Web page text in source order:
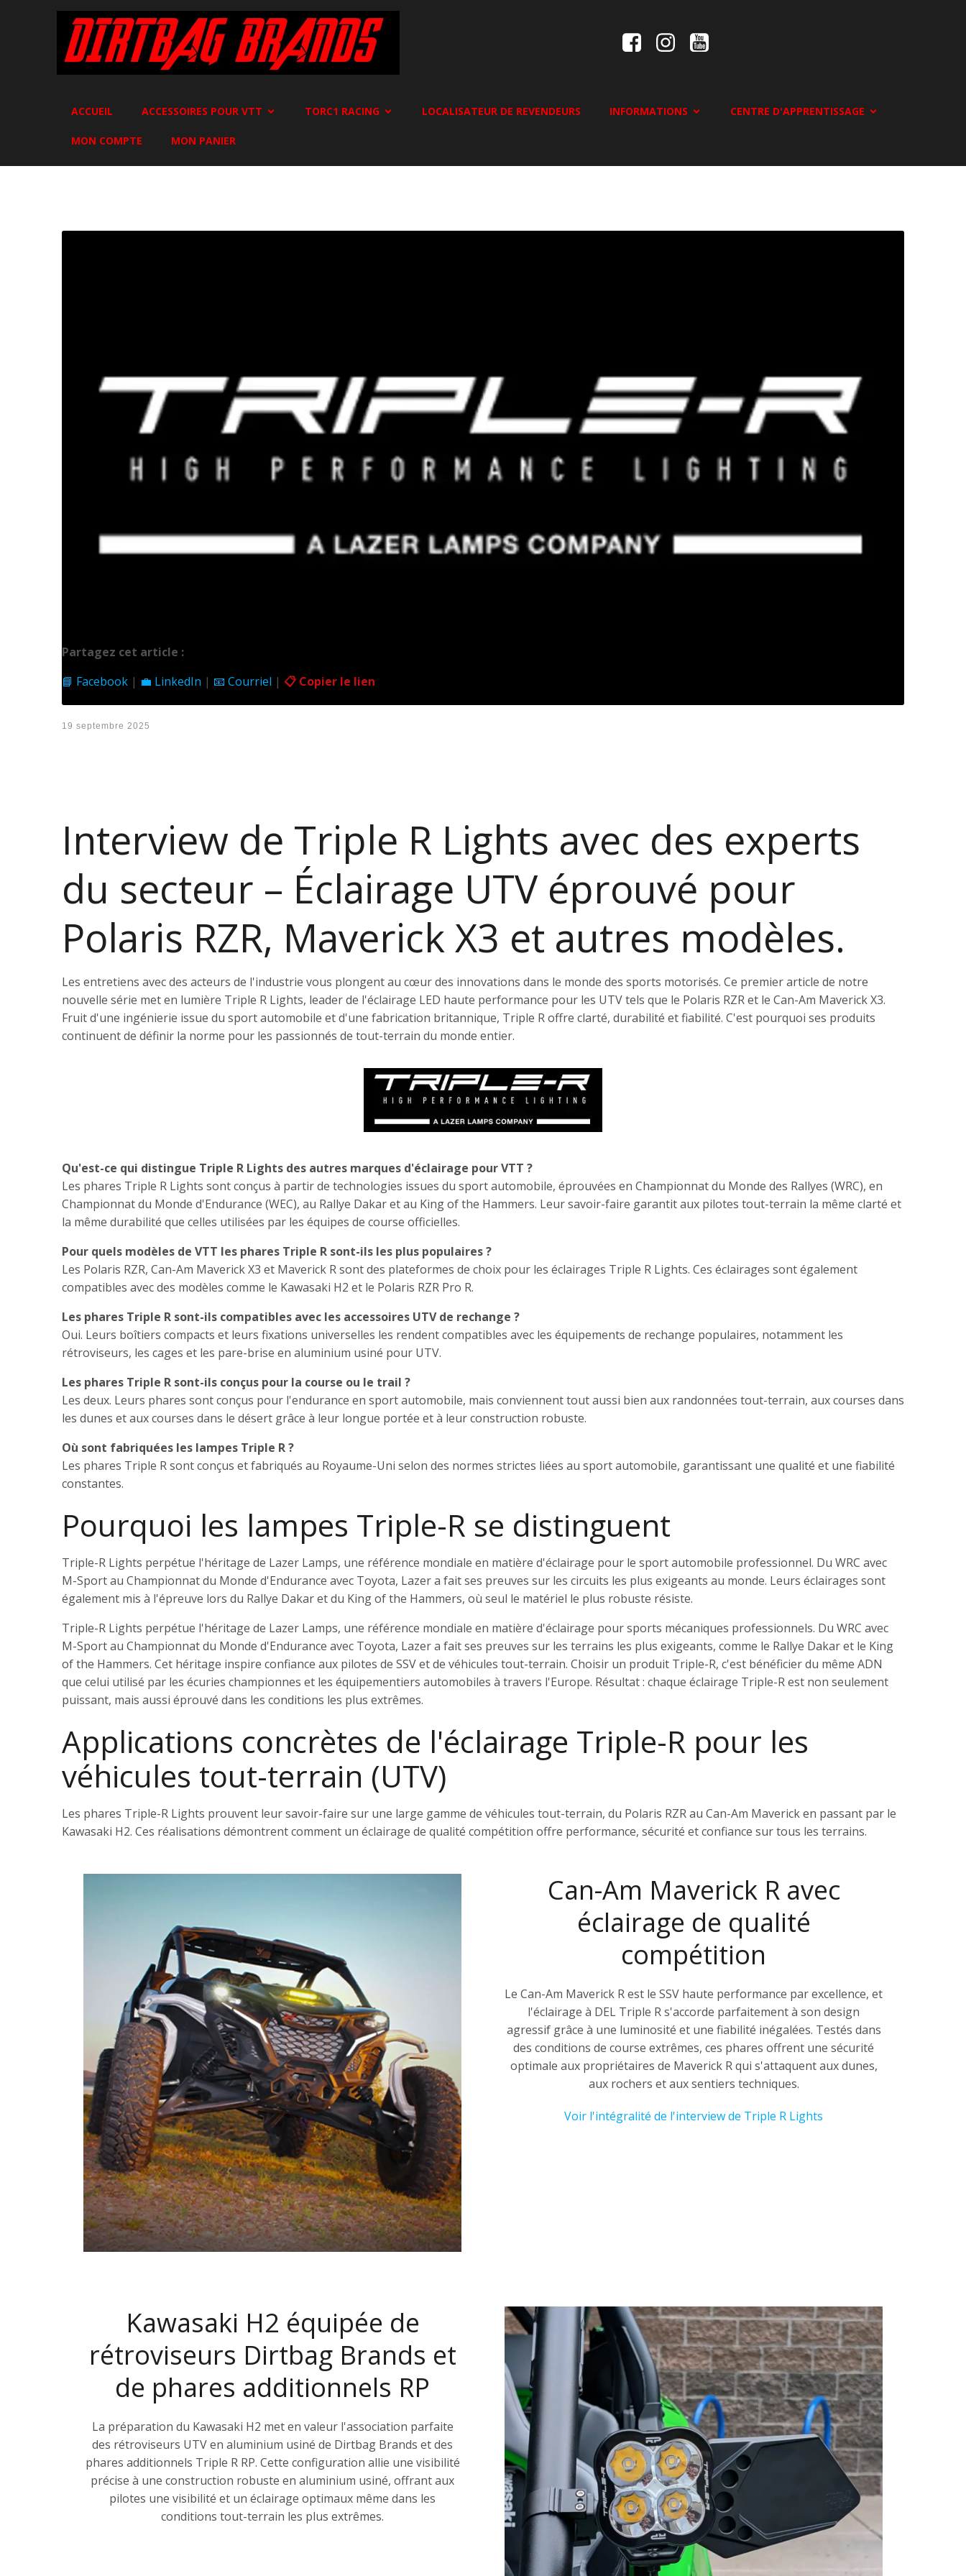
ACCUEIL ACCESSOIRES POUR VTT TORC1 RACING LOCALISATEUR DE REVENDEURS INFORMATIONS CENTRE D'APPRENTISSAGE
MON COMPTE MON PANIER
Partagez cet article :
📘 Facebook | 💼 LinkedIn | 📧 Courriel | 📋 Copier le lien
19 septembre 2025
Interview de Triple R Lights avec des experts
du secteur – Éclairage UTV éprouvé pour
Polaris RZR, Maverick X3 et autres modèles.
Les entretiens avec des acteurs de l'industrie vous plongent au cœur des innovations dans le monde des sports motorisés. Ce premier article de notre
nouvelle série met en lumière Triple R Lights, leader de l'éclairage LED haute performance pour les UTV tels que le Polaris RZR et le Can-Am Maverick X3.
Fruit d'une ingénierie issue du sport automobile et d'une fabrication britannique, Triple R offre clarté, durabilité et fiabilité. C'est pourquoi ses produits
continuent de définir la norme pour les passionnés de tout-terrain du monde entier.
Qu'est-ce qui distingue Triple R Lights des autres marques d'éclairage pour VTT ?
Les phares Triple R Lights sont conçus à partir de technologies issues du sport automobile, éprouvées en Championnat du Monde des Rallyes (WRC), en
Championnat du Monde d'Endurance (WEC), au Rallye Dakar et au King of the Hammers. Leur savoir-faire garantit aux pilotes tout-terrain la même clarté et
la même durabilité que celles utilisées par les équipes de course officielles.
Pour quels modèles de VTT les phares Triple R sont-ils les plus populaires ?
Les Polaris RZR, Can-Am Maverick X3 et Maverick R sont des plateformes de choix pour les éclairages Triple R Lights. Ces éclairages sont également
compatibles avec des modèles comme le Kawasaki H2 et le Polaris RZR Pro R.
Les phares Triple R sont-ils compatibles avec les accessoires UTV de rechange ?
Oui. Leurs boîtiers compacts et leurs fixations universelles les rendent compatibles avec les équipements de rechange populaires, notamment les
rétroviseurs, les cages et les pare-brise en aluminium usiné pour UTV.
Les phares Triple R sont-ils conçus pour la course ou le trail ?
Les deux. Leurs phares sont conçus pour l'endurance en sport automobile, mais conviennent tout aussi bien aux randonnées tout-terrain, aux courses dans
les dunes et aux courses dans le désert grâce à leur longue portée et à leur construction robuste.
Où sont fabriquées les lampes Triple R ?
Les phares Triple R sont conçus et fabriqués au Royaume-Uni selon des normes strictes liées au sport automobile, garantissant une qualité et une fiabilité
constantes.
Pourquoi les lampes Triple-R se distinguent
Triple-R Lights perpétue l'héritage de Lazer Lamps, une référence mondiale en matière d'éclairage pour le sport automobile professionnel. Du WRC avec
M-Sport au Championnat du Monde d'Endurance avec Toyota, Lazer a fait ses preuves sur les circuits les plus exigeants au monde. Leurs éclairages sont
également mis à l'épreuve lors du Rallye Dakar et du King of the Hammers, où seul le matériel le plus robuste résiste.
Triple-R Lights perpétue l'héritage de Lazer Lamps, une référence mondiale en matière d'éclairage pour sports mécaniques professionnels. Du WRC avec
M-Sport au Championnat du Monde d'Endurance avec Toyota, Lazer a fait ses preuves sur les terrains les plus exigeants, comme le Rallye Dakar et le King
of the Hammers. Cet héritage inspire confiance aux pilotes de SSV et de véhicules tout-terrain. Choisir un produit Triple-R, c'est bénéficier du même ADN
que celui utilisé par les écuries championnes et les équipementiers automobiles à travers l'Europe. Résultat : chaque éclairage Triple-R est non seulement
puissant, mais aussi éprouvé dans les conditions les plus extrêmes.
Applications concrètes de l'éclairage Triple-R pour les
véhicules tout-terrain (UTV)
Les phares Triple-R Lights prouvent leur savoir-faire sur une large gamme de véhicules tout-terrain, du Polaris RZR au Can-Am Maverick en passant par le
Kawasaki H2. Ces réalisations démontrent comment un éclairage de qualité compétition offre performance, sécurité et confiance sur tous les terrains.
Can-Am Maverick R avec
éclairage de qualité
compétition
Le Can-Am Maverick R est le SSV haute performance par excellence, et
l'éclairage à DEL Triple R s'accorde parfaitement à son design
agressif grâce à une luminosité et une fiabilité inégalées. Testés dans
des conditions de course extrêmes, ces phares offrent une sécurité
optimale aux propriétaires de Maverick R qui s'attaquent aux dunes,
aux rochers et aux sentiers techniques.
Voir l'intégralité de l'interview de Triple R Lights
Kawasaki H2 équipée de
rétroviseurs Dirtbag Brands et
de phares additionnels RP
La préparation du Kawasaki H2 met en valeur l'association parfaite
des rétroviseurs UTV en aluminium usiné de Dirtbag Brands et des
phares additionnels Triple R RP. Cette configuration allie une visibilité
précise à une construction robuste en aluminium usiné, offrant aux
pilotes une visibilité et un éclairage optimaux même dans les
conditions tout-terrain les plus extrêmes.